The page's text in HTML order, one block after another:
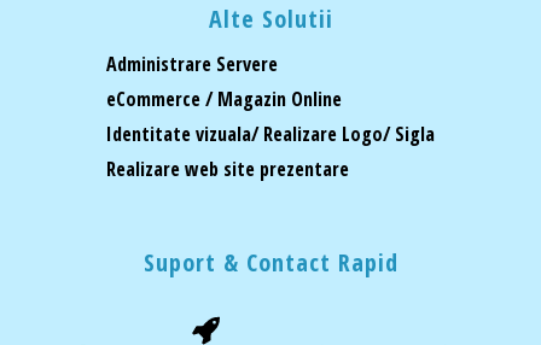
Alte Solutii
Administrare Servere
eCommerce / Magazin Online
Identitate vizuala/ Realizare Logo/ Sigla
Realizare web site prezentare
Suport & Contact Rapid